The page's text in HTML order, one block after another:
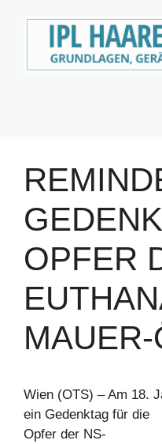
OPFER
Wien (OTS) – Am 18.
ein Gedenktag für die
Opfer der NS-